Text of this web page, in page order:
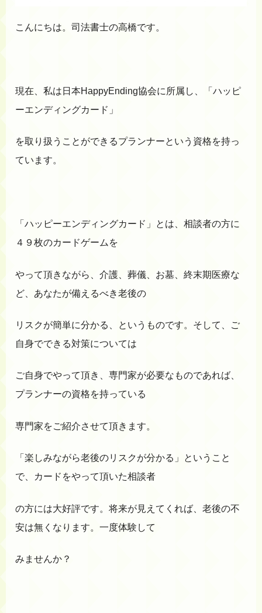
こんにちは。司法書士の高橋です。
現在、私は日本HappyEnding協会に所属し、「ハッピ
ーエンディングカード」
を取り扱うことができるプランナーという資格を持っ
ています。
「ハッピーエンディングカード」とは、相談者の方に
４９枚のカードゲームを
やって頂きながら、介護、葬儀、お墓、終末期医療な
ど、あなたが備えるべき老後の
リスクが簡単に分かる、というものです。そして、ご
自身でできる対策については
ご自身でやって頂き、専門家が必要なものであれば、
プランナーの資格を持っている
専門家をご紹介させて頂きます。
「楽しみながら老後のリスクが分かる」ということ
で、カードをやって頂いた相談者
の方には大好評です。将来が見えてくれば、老後の不
安は無くなります。一度体験して
みませんか？